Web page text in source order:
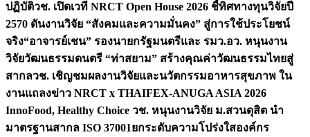
ปฏิบัติวช. เปิดเวที NRCT Open House 2026 ชี้ทิศทางทุนวิจัยปี
2570 ดันงานวิจัย “สังคมและความมั่นคง” สู่การใช้ประโยชน์
จริง“อาจารย์เชน” รองนายกรัฐมนตรีและ รมว.อว. หนุนงาน
วิจัยวัฒนธรรมดนตรี “ท่าสยาม” สร้างคุณค่าวัฒนธรรมไทยสู่
สากลวช. เชิญชมผลงานวิจัยและนวัตกรรมอาหารสุขภาพ ใน
งานแถลงข่าว NRCT x THAIFEX-ANUGA ASIA 2026
InnoFood, Healthy Choice วช. หนุนงานวิจัย ม.สวนดุสิต นำ
มาตรฐานสากล ISO 37001ยกระดับความโปร่งใสองค์กร